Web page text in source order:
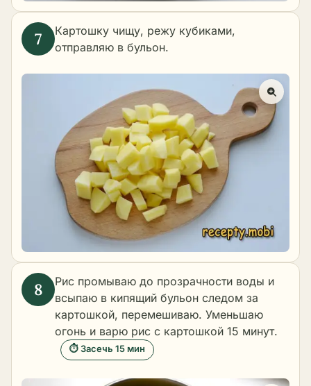
Картошку чищу, режу кубиками,
отправляю в бульон.
Рис промываю до прозрачности воды и
всыпаю в кипящий бульон следом за
картошкой, перемешиваю. Уменьшаю
огонь и варю рис с картошкой 15 минут.
⏱ Засечь 15 мин